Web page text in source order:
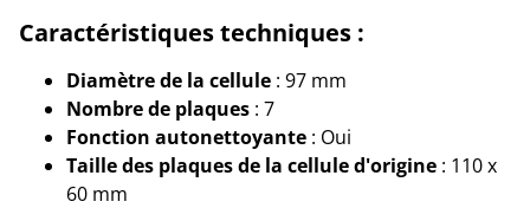
Caractéristiques techniques :
Diamètre de la cellule : 97 mm
Nombre de plaques : 7
Fonction autonettoyante : Oui
Taille des plaques de la cellule d'origine : 110 x
60 mm